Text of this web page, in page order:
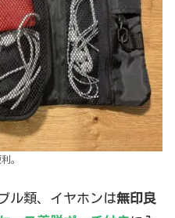
。
ル類、イヤホンは無印良